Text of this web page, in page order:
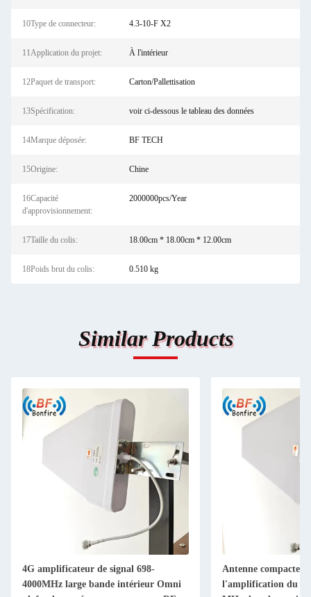
10Type de connecteur: 4.3-10-F X2
11Application du projet: À l'intérieur
12Paquet de transport: Carton/Pallettisation
13Spécification: voir ci-dessous le tableau des données
14Marque déposée: BF TECH
15Origine: Chine
16Capacité
d'approvisionnement:
2000000pcs/Year
17Taille du colis: 18.00cm * 18.00cm * 12.00cm
18Poids brut du colis: 0.510 kg
Similar Products
4G amplificateur de signal 698-
4000MHz large bande intérieur Omni
Antenne compacte
l'amplification du